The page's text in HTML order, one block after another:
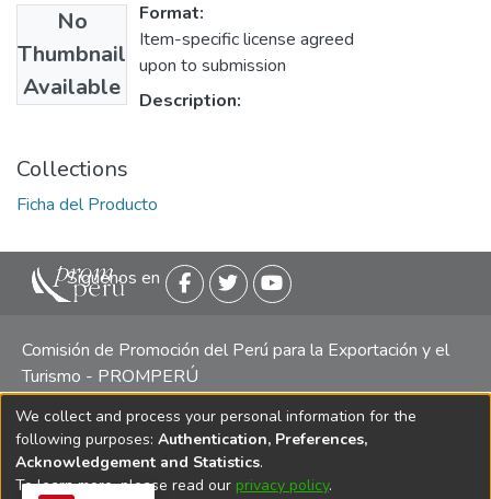
No
Thumbnail
Available
Format:
Item-specific license agreed
upon to submission
Description:
Collections
Ficha del Producto
Siguenos en
Comisión de Promoción del Perú para la Exportación y el
Turismo - PROMPERÚ
Central telefónica: (511) 616 7300 / 616 7400 Calle Uno
Oeste 50, Edificio Mincetur, Pisos 13 y 14, San Isidro -
Lima
We collect and process your personal information for the
following purposes: Authentication, Preferences,
Acknowledgement and Statistics.
To learn more, please read our privacy policy.